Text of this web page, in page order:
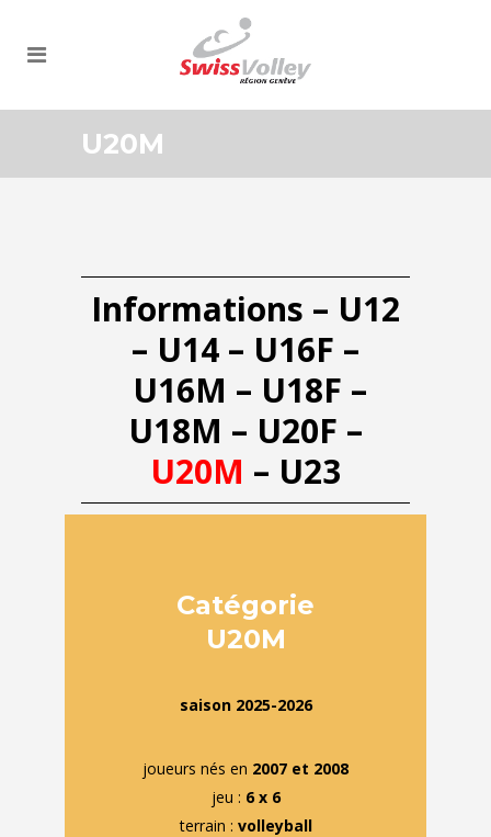
U20M
Informations – U12
– U14 – U16F –
U16M – U18F –
U18M – U20F –
U20M – U23
Catégorie
U20M
saison 2025-2026
joueurs nés en 2007 et 2008
jeu : 6 x 6
terrain : volleyball